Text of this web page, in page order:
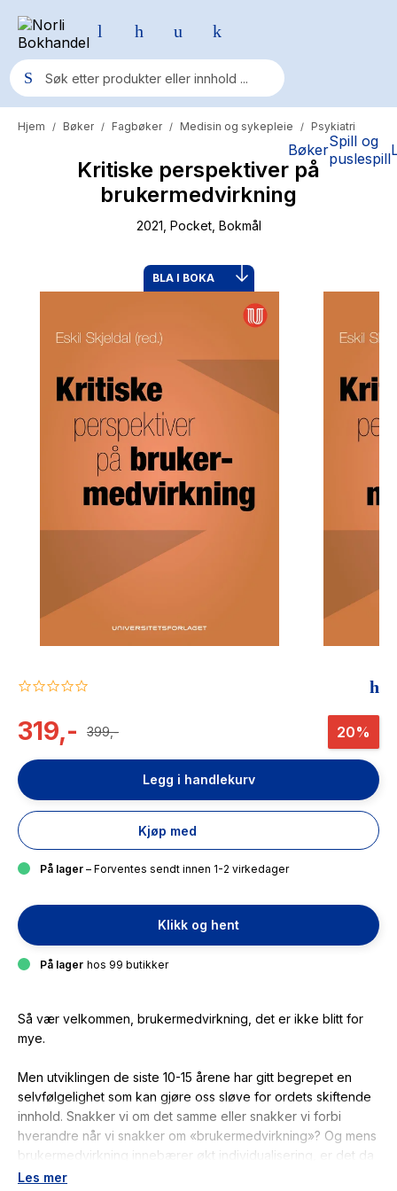
BøkerSpill og
puslespill
Populære søk
Pokemon
One piece
Fury Bound - Sable Sorensen
Hitster
The Housemaid
Hjem / Bøker / Fagbøker / Medisin og sykepleie / Psykiatri
Kritiske perspektiver på
brukermedvirkning
2021 , Pocket, Bokmål
BLA I BOKA
0.0
rating
319,- 399,- 20%
Legg i handlekurv
Kjøp med
På lager – Forventes sendt innen 1-2 virkedager
Klikk og hent
På lager hos 99 butikker
Så vær velkommen, brukermedvirkning, det er ikke blitt for
mye.
Men utviklingen de siste 10-15 årene har gitt begrepet en
selvfølgelighet som kan gjøre oss sløve for ordets skiftende
innhold. Snakker vi om det samme eller snakker vi forbi
hverandre når vi snakker om «brukermedvirkning»? Og mens
brukermedvirkning innebærer økt individualisering, er det da
mulig å argumentere for at tjenestene drives mot mer
Les mer